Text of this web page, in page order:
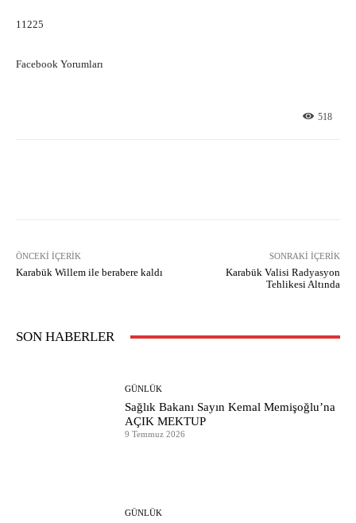
11225
Facebook Yorumları
518
ÖNCEKI İÇERIK
Karabük Willem ile berabere kaldı
SONRAKI İÇERIK
Karabük Valisi Radyasyon
Tehlikesi Altında
SON HABERLER
GÜNLÜK
Sağlık Bakanı Sayın Kemal Memişoğlu’na
AÇIK MEKTUP
9 Temmuz 2026
GÜNLÜK